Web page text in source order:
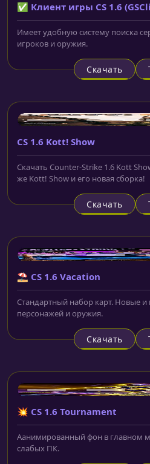
✅ Клиент игры CS 1.6
Имеет удобную систему поиска
игроков и оружия.
Скачать
CS 1.6 Kott! Show
Скачать Counter-Strike 1.6 Kott
же Kott! Show и его новая сборка!
Скачать
⛱️ CS 1.6 Vacation
Стандартный набор карт. Новые и
персонажей и оружия.
Скачать
💥 CS 1.6 Tournament
Аанимированный фон в главном
слабых ПК.